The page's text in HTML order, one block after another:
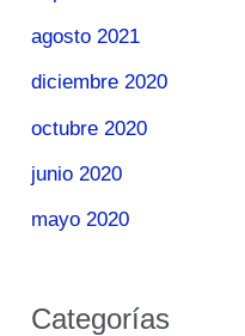
agosto 2021
diciembre 2020
octubre 2020
junio 2020
mayo 2020
Categorías